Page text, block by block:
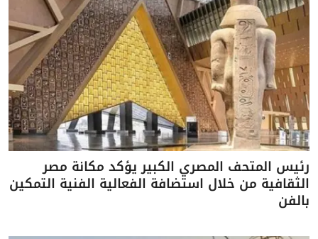
رئيس المتحف المصري الكبير يؤكد مكانة مصر
الثقافية من خلال استضافة الفعالية الفنية التمكين
بالفن